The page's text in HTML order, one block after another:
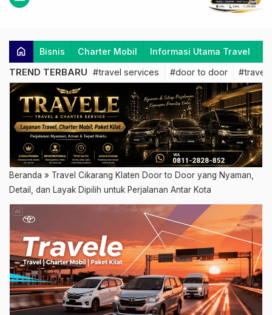
home Bisnis Charter Mobil Informasi Utama Travel
TREND TERBARU #travel services #door to door #travel
Beranda » Travel Cikarang Klaten Door to Door yang Nyaman,
Detail, dan Layak Dipilih untuk Perjalanan Antar Kota